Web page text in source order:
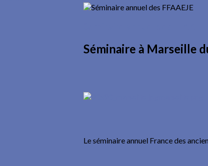
Séminaire à Marseille
Le séminaire annuel France des